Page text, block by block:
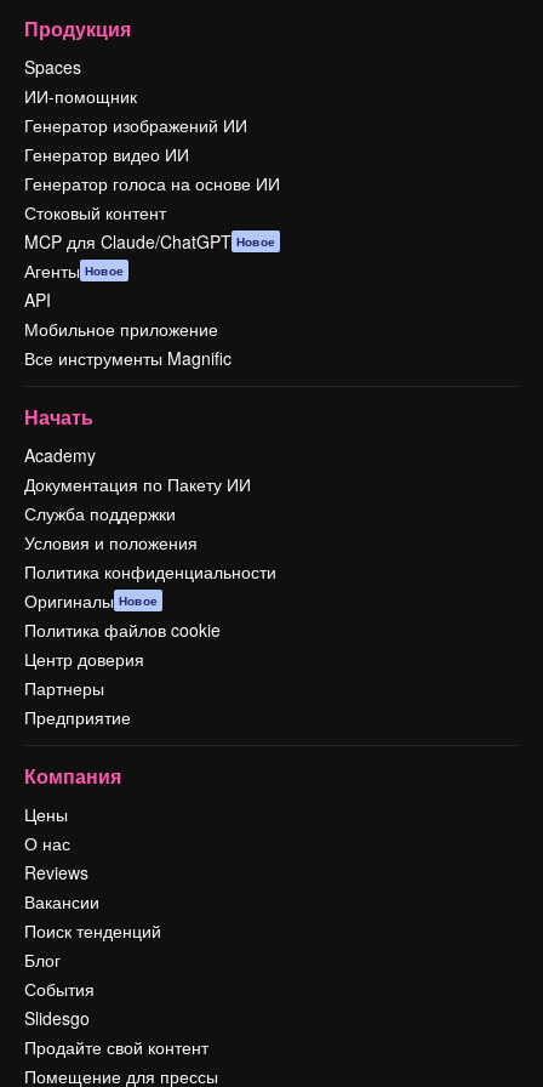
Продукция
Spaces
ИИ-помощник
Генератор изображений ИИ
Генератор видео ИИ
Генератор голоса на основе ИИ
Стоковый контент
MCP для Claude/ChatGPT Новое
Агенты Новое
API
Мобильное приложение
Все инструменты Magnific
Начать
Academy
Документация по Пакету ИИ
Служба поддержки
Условия и положения
Политика конфиденциальности
Оригиналы Новое
Политика файлов cookie
Центр доверия
Партнеры
Предприятие
Компания
Цены
О нас
Reviews
Вакансии
Поиск тенденций
Блог
События
Slidesgo
Продайте свой контент
Помещение для прессы